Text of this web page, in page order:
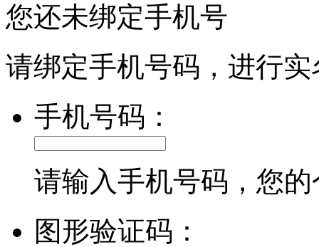
您还未绑定手机号
请绑定手机号码，进行
手机号码：
请输入手机号码，您
图形验证码：